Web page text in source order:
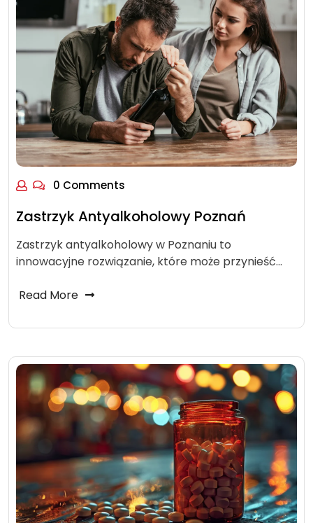
0 Comments
Zastrzyk Antyalkoholowy Poznań
Zastrzyk antyalkoholowy w Poznaniu to
innowacyjne rozwiązanie, które może przynieść…
Read More